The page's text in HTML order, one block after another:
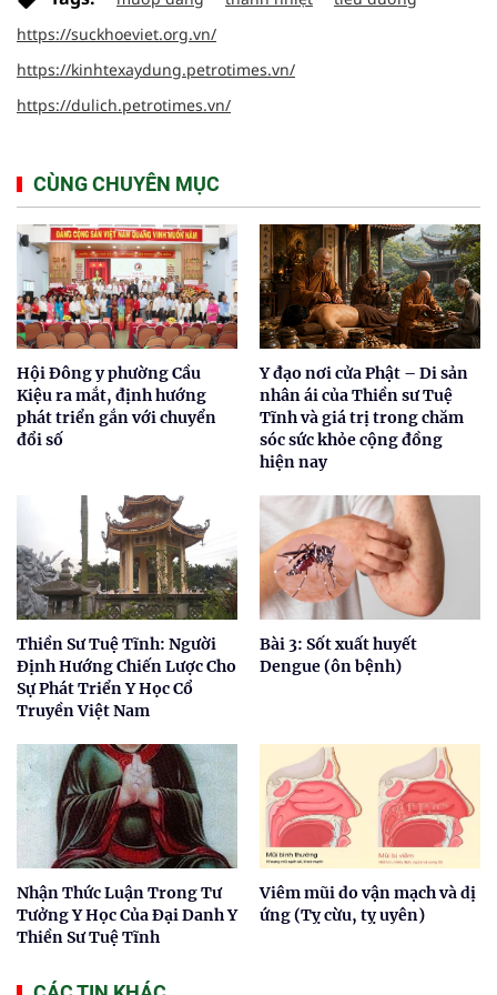
https://suckhoeviet.org.vn/
https://kinhtexaydung.petrotimes.vn/
https://dulich.petrotimes.vn/
CÙNG CHUYÊN MỤC
Hội Đông y phường Cầu
Kiệu ra mắt, định hướng
phát triển gắn với chuyển
đổi số
Y đạo nơi cửa Phật – Di sản
nhân ái của Thiền sư Tuệ
Tĩnh và giá trị trong chăm
sóc sức khỏe cộng đồng
hiện nay
Thiền Sư Tuệ Tĩnh: Người
Định Hướng Chiến Lược Cho
Sự Phát Triển Y Học Cổ
Truyền Việt Nam
Bài 3: Sốt xuất huyết
Dengue (ôn bệnh)
Nhận Thức Luận Trong Tư
Tưởng Y Học Của Đại Danh Y
Thiền Sư Tuệ Tĩnh
Viêm mũi do vận mạch và dị
ứng (Tỵ cừu, tỵ uyên)